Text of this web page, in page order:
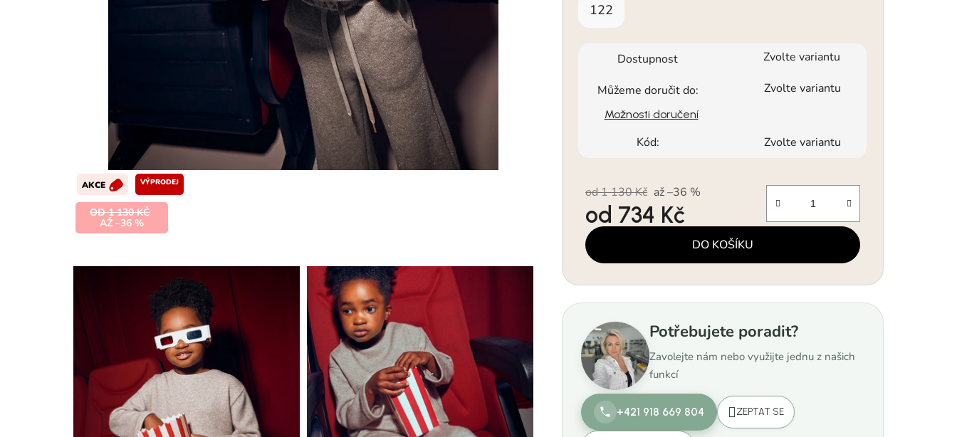
122
Dostupnost Zvolte variantu
Můžeme doručit do: Zvolte variantu
Možnosti doručení
Kód: Zvolte variantu
od 1 130 Kč až –36 %
od 734 Kč
Měrná cena: DO KOŠÍKU
Potřebujete poradit?
Zavolejte nám nebo využijte jednu z našich
funkcí
+421 918 669 804 ZEPTAT SE
AKCE VÝPRODEJ
OD 1 130 KČ
AŽ –36 %